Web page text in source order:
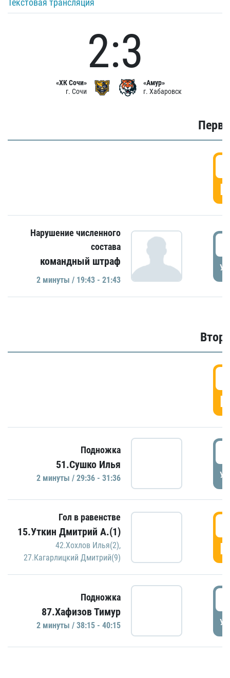
Текстовая трансляция
«ХК Сочи»
г. Сочи
2:3
«Амур»
г. Хабаровск
Нарушение численного
состава
командный штраф
2 минуты / 19:43 - 21:43
Подножка
51.Сушко Илья
2 минуты / 29:36 - 31:36
Гол в равенстве
15.Уткин Дмитрий А.(1)
42.Хохлов Илья(2),
27.Кагарлицкий Дмитрий(9)
Подножка
87.Хафизов Тимур
2 минуты / 38:15 - 40:15